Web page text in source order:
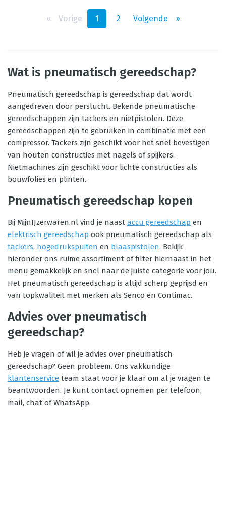
‹‹ Vorige 1 2 Volgende ››
Wat is pneumatisch gereedschap?
Pneumatisch gereedschap is gereedschap dat wordt
aangedreven door perslucht. Bekende pneumatische
gereedschappen zijn tackers en nietpistolen. Deze
gereedschappen zijn te gebruiken in combinatie met een
compressor. Tackers zijn geschikt voor het snel bevestigen
van houten constructies met nagels of spijkers.
Nietmachines zijn geschikt voor lichte constructies als
bouwfolies en plinten.
Pneumatisch gereedschap kopen
Bij MijnIJzerwaren.nl vind je naast accu gereedschap en
elektrisch gereedschap ook pneumatisch gereedschap als
tackers, hogedrukspuiten en blaaspistolen. Bekijk
hieronder ons ruime assortiment of filter hiernaast in het
menu gemakkelijk en snel naar de juiste categorie voor jou.
Het pneumatisch gereedschap is altijd scherp geprijsd en
van topkwaliteit met merken als Senco en Contimac.
Advies over pneumatisch
gereedschap?
Heb je vragen of wil je advies over pneumatisch
gereedschap? Geen probleem. Ons vakkundige
klantenservice team staat voor je klaar om al je vragen te
beantwoorden. Je kunt contact opnemen per telefoon,
mail, chat of WhatsApp.